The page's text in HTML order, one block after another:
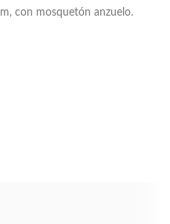
con mosquetón anzuelo.